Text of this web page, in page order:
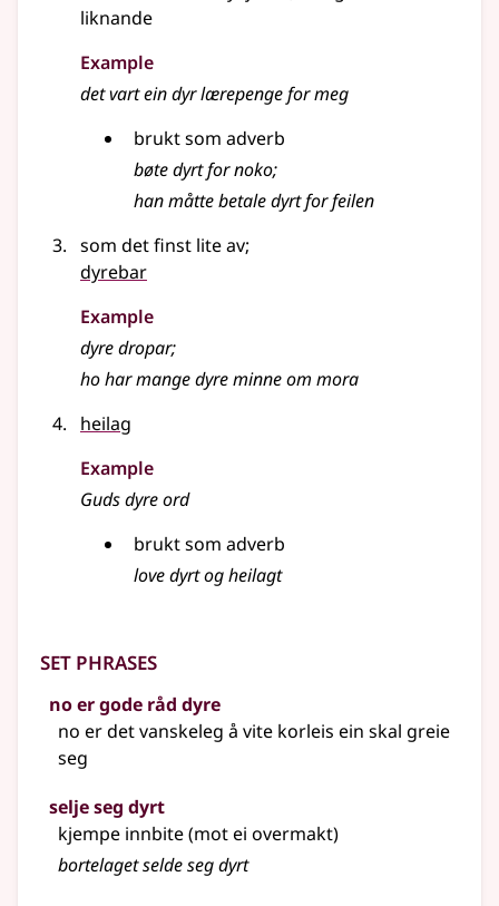
liknande
Example
det vart ein dyr lærepenge for meg
brukt som adverb
bøte dyrt for noko;
han måtte betale dyrt for feilen
som det finst lite av;
dyrebar
Example
dyre dropar;
ho har mange dyre minne om mora
heilag
Example
Guds dyre ord
brukt som adverb
love dyrt og heilagt
Set phrases
no er gode råd dyre
no er det vanskeleg å vite korleis ein skal greie
seg
selje seg dyrt
kjempe innbite (mot ei overmakt)
bortelaget selde seg dyrt